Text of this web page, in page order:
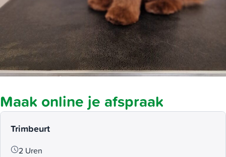
Maak online je afspraak
Trimbeurt
2 Uren